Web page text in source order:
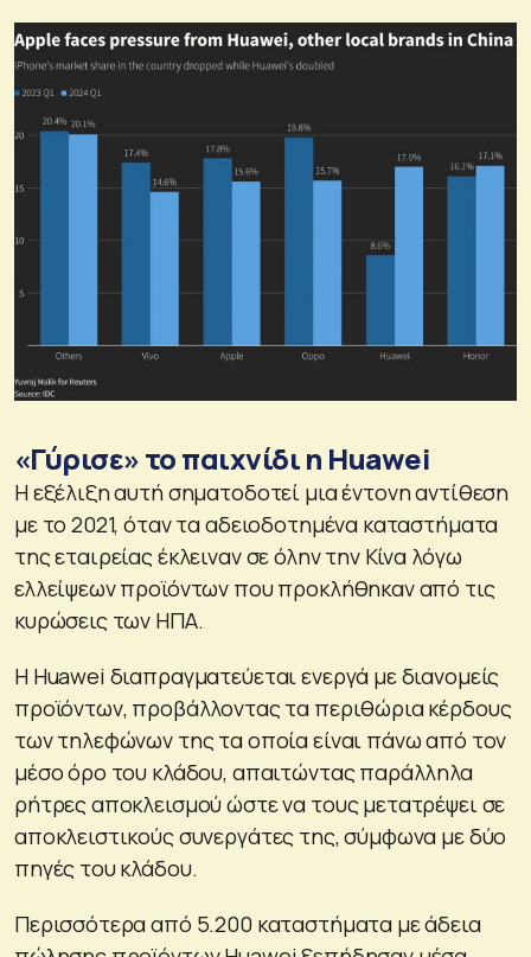
«Γύρισε» το παιχνίδι η Huawei
Η εξέλιξη αυτή σηματοδοτεί μια έντονη αντίθεση
με το 2021, όταν τα αδειοδοτημένα καταστήματα
της εταιρείας έκλειναν σε όλην την Κίνα λόγω
ελλείψεων προϊόντων που προκλήθηκαν από τις
κυρώσεις των ΗΠΑ.
Η Huawei διαπραγματεύεται ενεργά με διανομείς
προϊόντων, προβάλλοντας τα περιθώρια κέρδους
των τηλεφώνων της τα οποία είναι πάνω από τον
μέσο όρο του κλάδου, απαιτώντας παράλληλα
ρήτρες αποκλεισμού ώστε να τους μετατρέψει σε
αποκλειστικούς συνεργάτες της, σύμφωνα με δύο
πηγές του κλάδου.
Περισσότερα από 5.200 καταστήματα με άδεια